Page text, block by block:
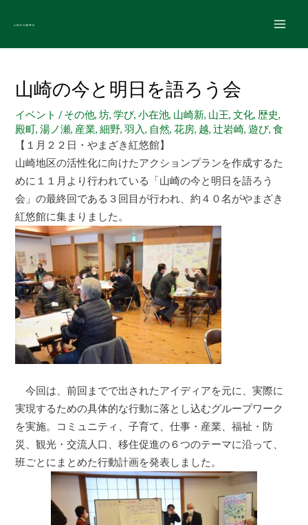
山崎の今と明日を語ろう会
イベント /その他,坊,学び,小在池, 山崎新, 山王,文化, 歴史,
殿町,湯ノ瀬, 産業,細野,羽入, 自然,花房, 越,辻岩崎,遊び,食
【１月２２日・やまざき紅悠館】
山崎地区の活性化に向けたアクションプランを作成するた
めに１１月より行われている「山崎の今と明日を語ろう
会」の最終回である３回目が行われ、約４０名がやまざき
紅悠館に集まりました。
今回は、前回までで出されたアイディアを元に、実際に
実現するための具体的な行動に落とし込むグループワーク
を実施。コミュニティ、子育て、仕事・産業、福祉・防
災、観光・交流人口、移住促進の６つのテーマに沿って、
班ごとにまとめた行動計画を発表しました。